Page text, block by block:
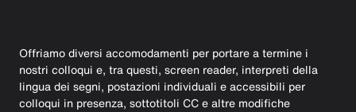
Offriamo diversi accomodamenti per portare a termine i
nostri colloqui e, tra questi, screen reader, interpreti della
lingua dei segni, postazioni individuali e accessibili per
colloqui in presenza, sottotitoli CC e altre modifiche